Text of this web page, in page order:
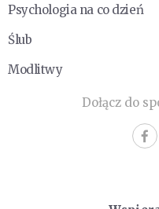
Psychologia na co dzień
Ślub
Modlitwy
Dołącz do